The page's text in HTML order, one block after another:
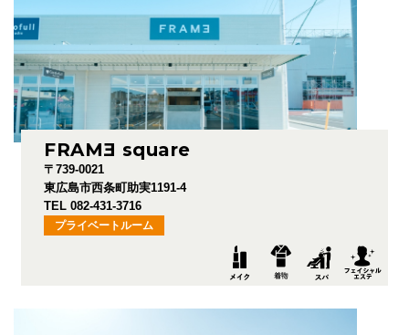
FRAME square
〒739-0021
東広島市西条町助実1191-4
TEL 082-431-3716
プライベートルーム